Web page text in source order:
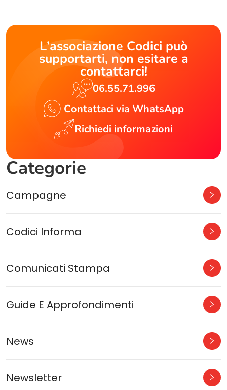
L’associazione Codici può
supportarti, non esitare a
contattarci!
06.55.71.996
Contattaci via WhatsApp
Richiedi informazioni
Categorie
Campagne
Codici Informa
Comunicati Stampa
Guide E Approfondimenti
News
Newsletter